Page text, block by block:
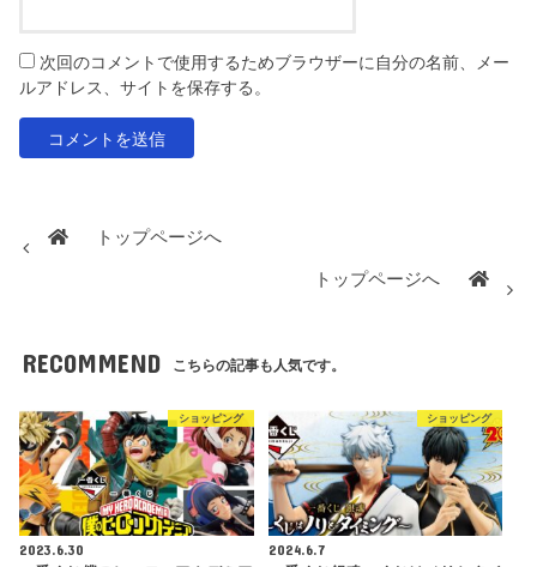
次回のコメントで使用するためブラウザーに自分の名前、メー
ルアドレス、サイトを保存する。
トップページへ
トップページへ
RECOMMEND こちらの記事も人気です。
ショッピング
2023.6.30
ショッピング
2024.6.7